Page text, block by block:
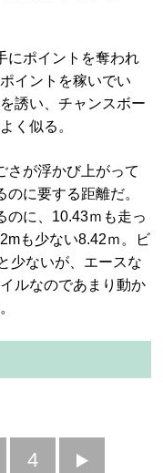
にポイントを奪われ
イントを稼いでい
誘い、チャンスボー
く似る。
が浮かび上がって
に要する距離だ。
のに、10.43ｍも走っ
も少ない8.42ｍ。ビ
少ないが、エースな
ルなのであまり動か
4